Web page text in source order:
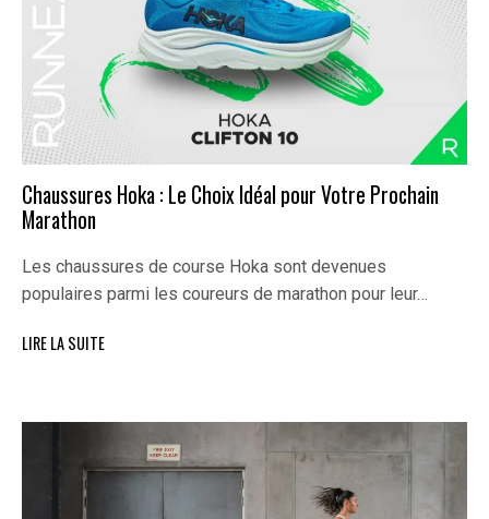
Chaussures Hoka : Le Choix Idéal pour Votre Prochain
Marathon
Les chaussures de course Hoka sont devenues
populaires parmi les coureurs de marathon pour leur…
LIRE LA SUITE